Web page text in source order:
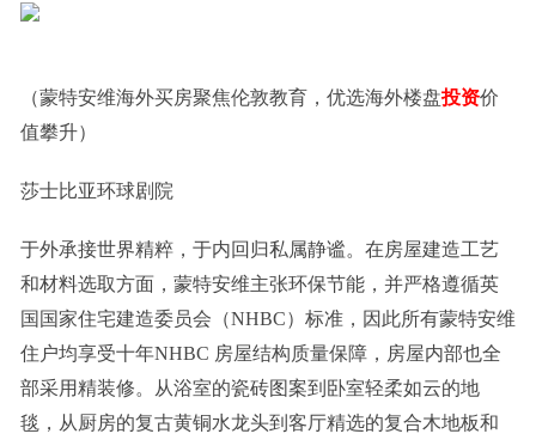
（蒙特安维海外买房聚焦伦敦教育，优选海外楼盘投资价
值攀升）
莎士比亚环球剧院
于外承接世界精粹，于内回归私属静谧。在房屋建造工艺
和材料选取方面，蒙特安维主张环保节能，并严格遵循英
国国家住宅建造委员会（NHBC）标准，因此所有蒙特安维
住户均享受十年NHBC 房屋结构质量保障，房屋内部也全
部采用精装修。从浴室的瓷砖图案到卧室轻柔如云的地
毯，从厨房的复古⻩铜⽔⻰头到客厅精选的复合木地板和